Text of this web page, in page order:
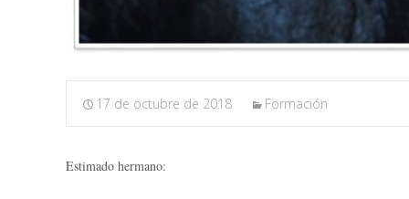
17 de octubre de 2018 Formación
Estimado hermano: